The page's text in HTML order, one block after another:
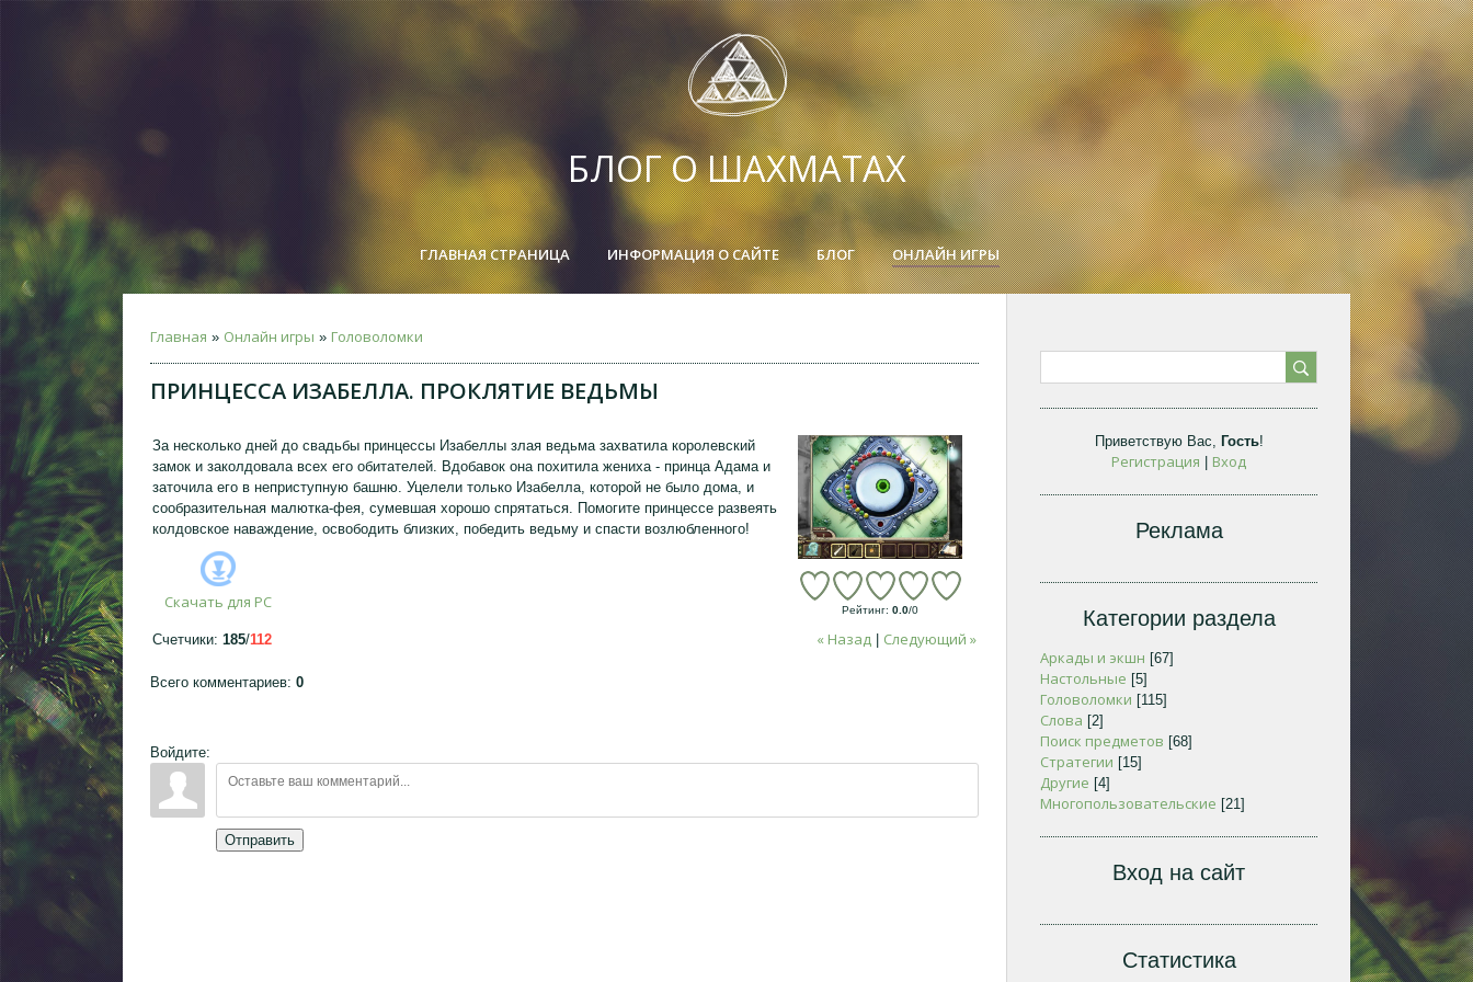
БЛОГ О ШАХМАТАХ
ГЛАВНАЯ СТРАНИЦА ИНФОРМАЦИЯ О САЙТЕ БЛОГ ОНЛАЙН ИГРЫ
Главная » Онлайн игры » Головоломки
ПРИНЦЕССА ИЗАБЕЛЛА. ПРОКЛЯТИЕ ВЕДЬМЫ
За несколько дней до свадьбы принцессы Изабеллы злая ведьма захватила королевский
замок и заколдовала всех его обитателей. Вдобавок она похитила жениха - принца Адама и
заточила его в неприступную башню. Уцелели только Изабелла, которой не было дома, и
сообразительная малютка-фея, сумевшая хорошо спрятаться. Помогите принцессе развеять
колдовское наваждение, освободить близких, победить ведьму и спасти возлюбленного!
Скачать для PC Рейтинг: 0.0/0
« Назад Следующий »
Счетчики: 185/112
Всего комментариев: 0
Войдите:
Отправить
Приветствую Вас, Гость!
Регистрация Вход
Реклама
Категории раздела
Аркады и экшн [67]
Настольные [5]
Головоломки [115]
Слова [2]
Поиск предметов [68]
Стратегии [15]
Другие [4]
Многопользовательские [21]
Вход на сайт
Статистика